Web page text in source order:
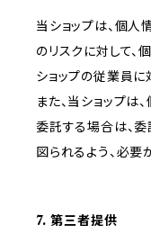
当ショップは、個
のリスクに対して、
ショップの従業員に
また、当ショップ
委託する場合は、
図られるよう、必要
7. 第三者提供